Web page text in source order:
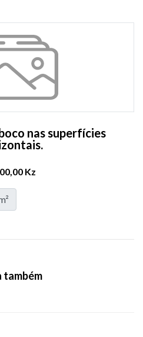
nas superfícies
Kz
também